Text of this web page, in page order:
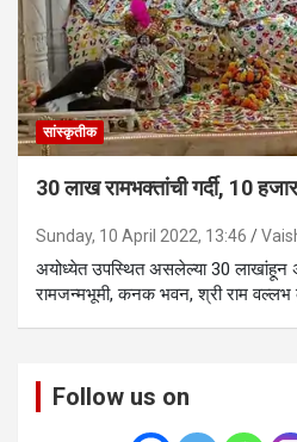
सांस्कृतीक
30 लाख रामभक्तांची गर्दी, 10
Sunday, 10 April 2022, 13:46
अयोध्येत उपस्थित असलेल्या 30 लाखांहून
रामजन्मभूमी, कनक भवन, श्री राम
Follow us on